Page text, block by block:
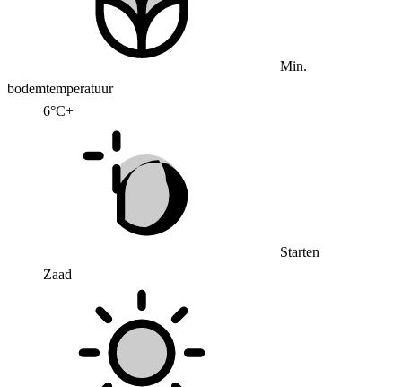
Min.
bodemtemperatuur
6°C+
Starten
Zaad